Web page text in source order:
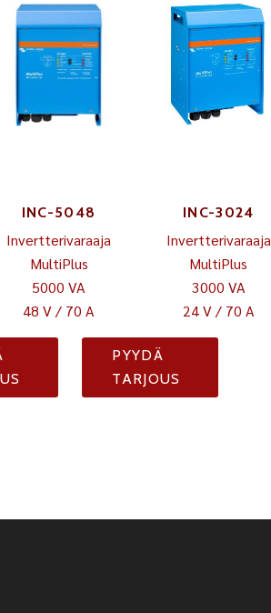
INC-5048
Invertterivaraaja
MultiPlus
5000 VA
48 V / 70 A
INC-3024
Invertterivaraaja
MultiPlus
3000 VA
24 V / 70 A
PYYDÄ
TARJOUS